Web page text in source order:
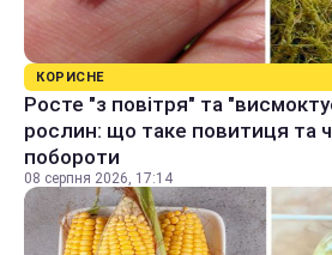
КОРИСНЕ
Росте "з повітря" та
рослин: що таке повитиця та
побороти
08 серпня 2026, 17:14